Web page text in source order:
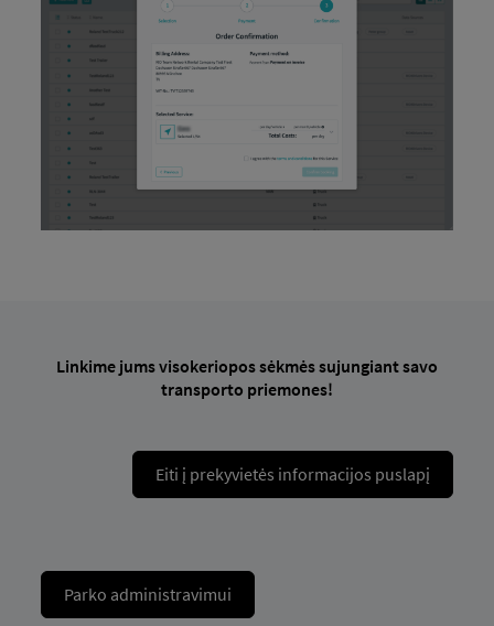
Linkime jums visokeriopos sėkmės sujungiant savo
transporto priemones!
Eiti į prekyvietės informacijos puslapį
Parko administravimui